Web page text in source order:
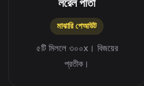
লরেল পাতা
মাঝারি পেআউট
৫টি মিললে ৩০০x। বিজয়ের
প্রতীক।